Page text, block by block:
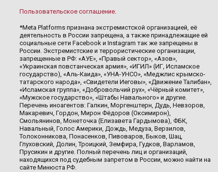
Пользовательское соглашение.
*Meta Platforms признана экстремистской организацией, её
деятельность в России запрещена, а также принадлежащие ей
социальные сети Facebook и Instagram так же запрещены в
России. Экстремистские и террористические организации,
запрещенные в РФ: «АУЕ», «Правый сектор», «Азов»,
«Украинская повстанческая армия», «ИГИЛ» (ИГ, Исламское
государство), «Аль-Каида», «УНА-УНСО», «Меджлис крымско-
татарского народа», «Свидетели Иеговы», «Движение Талибан»,
«Исламская группа», «Добровольчий рух», «Чёрный комитет»,
«Мужское государство», «Штабы Навального» и другие.
Перечень иноагентов: Галкин, Моргенштерн, Дудь, Невзоров,
Макаревич, Гордон, Мирон Фёдоров (Оксимирон),
Смольянинов, Монеточка (Елизавета Гардымова), ФБК,
Навальный, Голос Америки, Дождь, Медуза, Верзилов,
Толоконникова, Понасенков, Пивоваров, Быков, Шац,
Глуховский, Долин, Троицкий, Земфира, Гудков, Варламов,
Прусикин и другие. Полный перечень лиц и организаций,
находящихся под судебным запретом в России, можно найти на
сайте Минюста РФ.